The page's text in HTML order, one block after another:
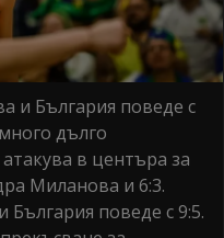
и България поведе с
дълго
в центъра за
Миланова и 6:3.
поведе с 9:5.